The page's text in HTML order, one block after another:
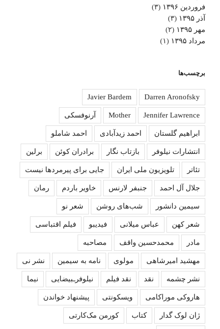
فروردین ۱۳۹۶
(۳)
آذر ۱۳۹۵
(۳)
مهر ۱۳۹۵
(۲)
مرداد ۱۳۹۵
(۱)
برچسب‌ها
Darren Aronofsky
Javier Bardem
Jennifer Lawrence
Mother آرنوفسکی
ابراهیم گلستان احمد زیدآبادی احمد شاملو
انتشارات نیلوفر بازتاب نگار برادران کوئن برلین
تئاتر تلویزیون ملی ایران جایی برای پیرمردها نیست
جلال آل احمد جنبفر لارنس خاویر باردم رمان
سیمین دانشور شب‌های روشن شعر نو
شعر کهن عباس میلانی فیدیبو فیلم اقتباسی
مادر محمدحسین واقف مصاحبه
مهشید امیرشاهی مولوی نامه به سیمین نشر نی
نشر چشمه نقد نقد فیلم نیلوفرـبیضایی نیما
هاروکی موراکامی ویسکونتی پیشنهاد خواندن
ژان لوک گدار کتاب کورمن مک‌کارتی